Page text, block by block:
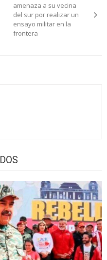
amenaza a su vecina
del sur por realizar un
ensayo militar en la
frontera